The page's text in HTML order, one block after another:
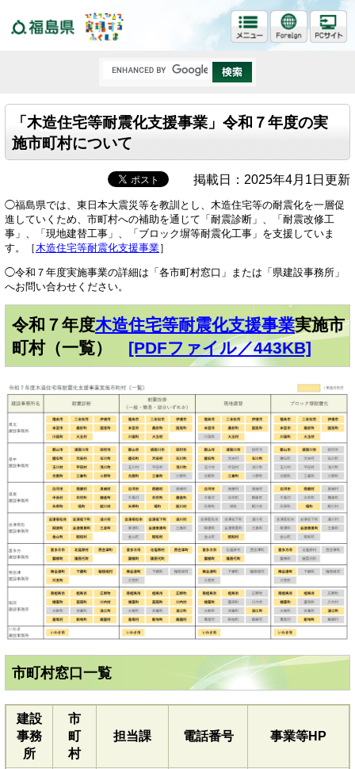
「木造住宅等耐震化支援事業」令和７年度の実
施市町村について
掲載日：2025年4月1日更新
◯福島県では、東日本大震災等を教訓とし、木造住宅等の耐震化を一層促
進していくため、市町村への補助を通じて「耐震診断」、「耐震改修工
事」、「現地建替工事」、「ブロック塀等耐震化工事」を支援していま
す。［木造住宅等耐震化支援事業］
◯令和７年度実施事業の詳細は「各市町村窓口」または「県建設事務所」
へお問い合わせください。
令和７年度木造住宅等耐震化支援事業実施市
町村（一覧） [PDFファイル／443KB]
市町村窓口一覧
建設
事務
所
市
町
村
担当課 電話番号 事業等HP